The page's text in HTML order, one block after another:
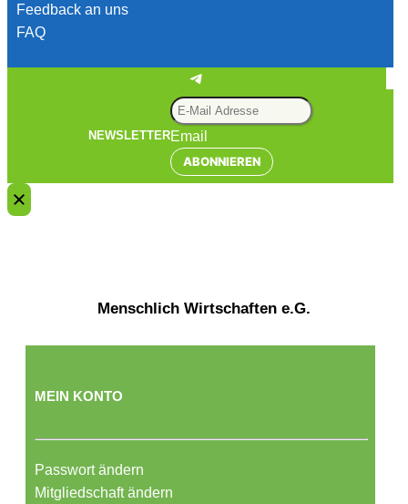
Feedback an uns
FAQ
Telegram
NEWSLETTEREmail
ABONNIEREN
Menschlich Wirtschaften e.G.
MEIN KONTO
Passwort ändern
Mitgliedschaft ändern